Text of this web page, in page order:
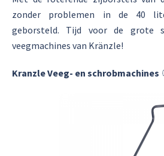
zonder problemen in de 40
geborsteld. Tijd voor de grote
veegmachines van Kränzle!
Kranzle Veeg- en schrobmachines